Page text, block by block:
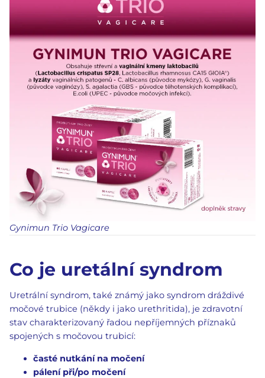
Gynimun Trio Vagicare
Co je uretální syndrom
Uretrální syndrom, také známý jako syndrom dráždivé
močové trubice (někdy i jako urethritida), je zdravotní
stav charakterizovaný řadou nepříjemných příznaků
spojených s močovou trubicí:
časté nutkání na močení
pálení při/po močení